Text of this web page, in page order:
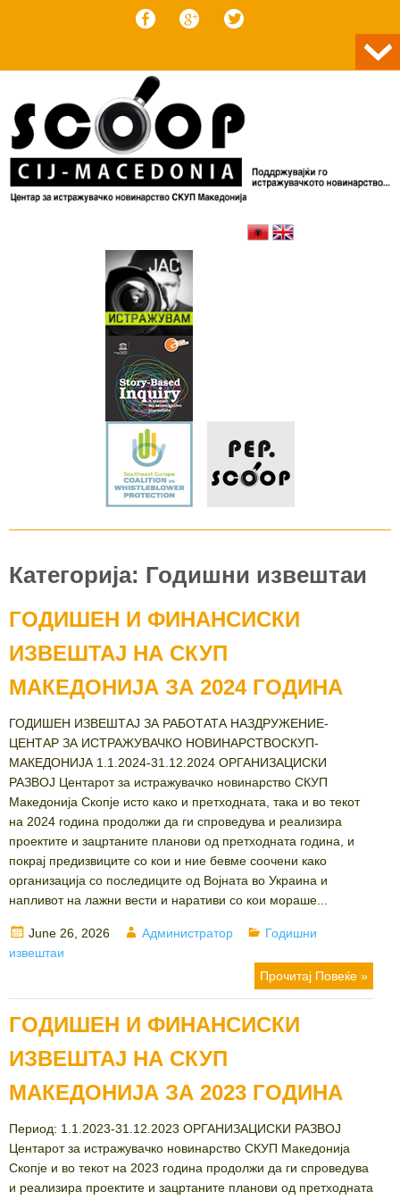
Категорија: Годишни извештаи
ГОДИШЕН И ФИНАНСИСКИ
ИЗВЕШТАЈ НА СКУП
МАКЕДОНИЈА ЗА 2024 ГОДИНА
ГОДИШЕН ИЗВЕШТАЈ ЗА РАБОТАТА НАЗДРУЖЕНИЕ-
ЦЕНТАР ЗА ИСТРАЖУВАЧКО НОВИНАРСТВОСКУП-
МАКЕДОНИЈА 1.1.2024-31.12.2024 ОРГАНИЗАЦИСКИ
РАЗВОЈ Центарот за истражувачко новинарство СКУП
Македонија Скопје исто како и претходната, така и во текот
на 2024 година продолжи да ги спроведува и реализира
проектите и зацртаните планови од претходната година, и
покрај предизвиците со кои и ние бевме соочени како
организација со последиците од Војната во Украина и
напливот на лажни вести и наративи со кои мораше...
Posted
on
June 26, 2026 Author
Администратор Categories
Годишни
извештаи
Прочитај Повеќе »
ГОДИШЕН И ФИНАНСИСКИ
ИЗВЕШТАЈ НА СКУП
МАКЕДОНИЈА ЗА 2023 ГОДИНА
Период: 1.1.2023-31.12.2023 ОРГАНИЗАЦИСКИ РАЗВОЈ
Центарот за истражувачко новинарство СКУП Македонија
Скопје и во текот на 2023 година продолжи да ги спроведува
и реализира проектите и зацртаните планови од претходната